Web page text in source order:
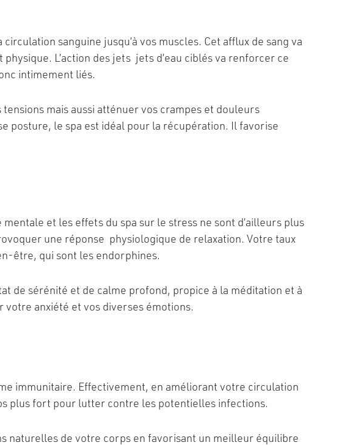
sanguine jusqu’à vos muscles. Cet afflux de sang va
L’action des jets jets d’eau ciblés va renforcer ce
intimement liés.
mais aussi atténuer vos crampes et douleurs
posture, le spa est idéal pour la récupération. Il favorise
et les effets du spa sur le stress ne sont d’ailleurs plus
une réponse physiologique de relaxation. Votre taux
être, qui sont les endorphines.
de sérénité et de calme profond, propice à la méditation et à
votre anxiété et vos diverses émotions.
immunitaire. Effectivement, en améliorant votre circulation
plus fort pour lutter contre les potentielles infections.
naturelles de votre corps en favorisant un meilleur équilibre